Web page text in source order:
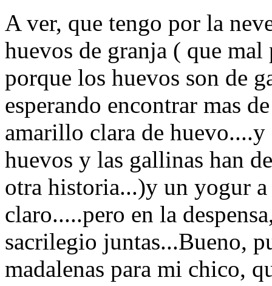
A ver, que tengo por la
huevos de granja ( que
porque los huevos son de
esperando encontrar mas
amarillo clara de huevo....y
huevos y las gallinas han
otra historia...)y un yogur
claro.....pero en la
sacrilegio juntas...Bueno,
madalenas para mi chico,